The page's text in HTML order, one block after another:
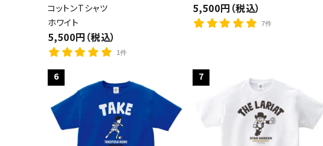
コットンTシャツ
ホワイト
5,500円（税込）
1件
5,500円（税込）
7件
6 7